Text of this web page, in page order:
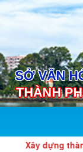
Xây dựng